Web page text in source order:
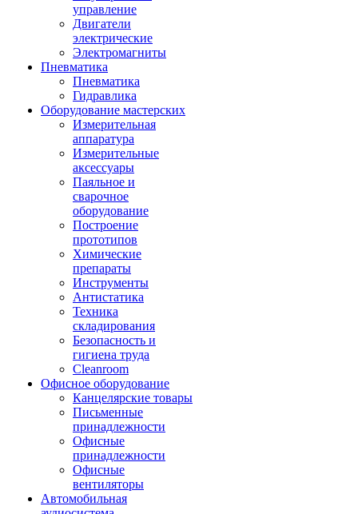
управление
Двигатели
электрические
Электромагниты
Пневматика
Пневматика
Гидравлика
Оборудование мастерских
Измерительная
аппаратура
Измерительные
аксессуары
Паяльное и
сварочное
оборудование
Построение
прототипов
Химические
препараты
Инструменты
Aнтистатика
Техника
складирования
Безопасность и
гигиена труда
Cleanroom
Офисное оборудование
Канцелярские товары
Письменные
принадлежности
Офисные
принадлежности
Офисные
вентиляторы
Автомобильная